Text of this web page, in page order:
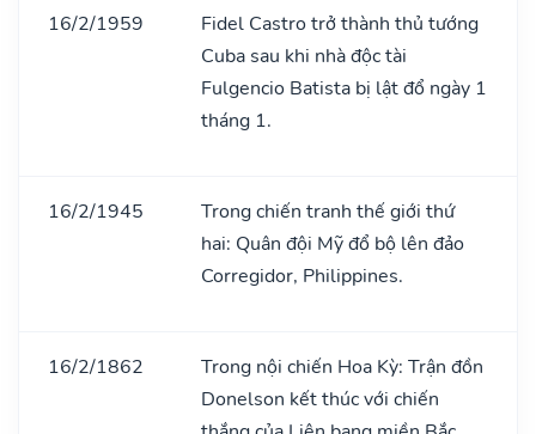
16/2/1959
Fidel Castro trở thành thủ tướng
Cuba sau khi nhà độc tài
Fulgencio Batista bị lật đổ ngày 1
tháng 1.
16/2/1945
Trong chiến tranh thế giới thứ
hai: Quân đội Mỹ đổ bộ lên đảo
Corregidor, Philippines.
16/2/1862
Trong nội chiến Hoa Kỳ: Trận đồn
Donelson kết thúc với chiến